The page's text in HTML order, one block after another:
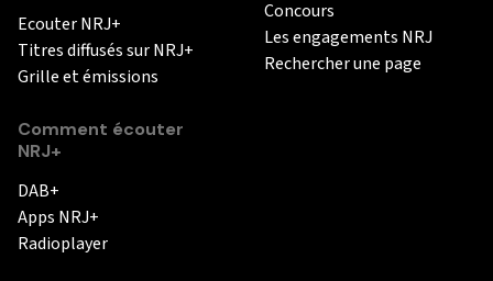
Ecouter NRJ+
Titres diffusés sur NRJ+
Grille et émissions
Comment écouter
NRJ+
DAB+
Apps NRJ+
Radioplayer
Concours
Les engagements NRJ
Rechercher une page